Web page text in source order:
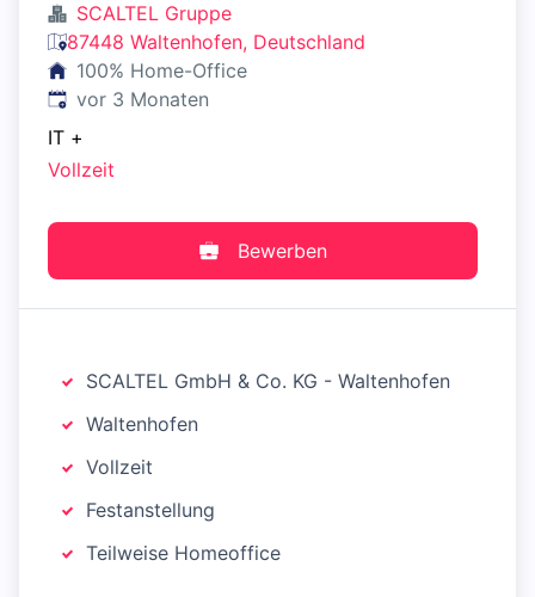
SCALTEL Gruppe
87448 Waltenhofen, Deutschland
100% Home-Office
Veröffentlicht:
vor 3 Monaten
IT +
Vollzeit
Bewerben
SCALTEL GmbH & Co. KG - Waltenhofen
Waltenhofen
Vollzeit
Festanstellung
Teilweise Homeoffice